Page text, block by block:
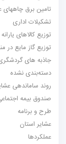
تامین برق چاههای
تشکیلات اداری
توزیع کالاهای
توزیع گاز مایع در
جاذبه های
دسته‌بندی نشده
روند ساماندهی
صندوق بیمه
طرح و برنامه
عشایر استان
عملکردها